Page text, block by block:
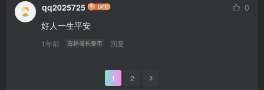
qq2025725
0
好人一生平安
1年前 吉林省长春市 回复
1 2